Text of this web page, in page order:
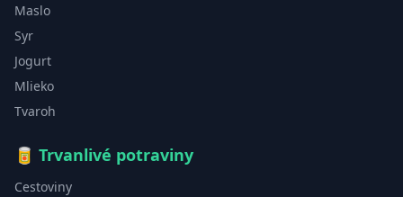
Maslo
Syr
Jogurt
Mlieko
Tvaroh
🥫 Trvanlivé potraviny
Cestoviny